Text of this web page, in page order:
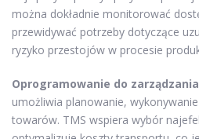
można dokładnie monitorować
przewidywać potrzeby dotyczące
ryzyko przestojów w procesie
Oprogramowanie do
umożliwia planowanie,
towarów. TMS wspiera wybór